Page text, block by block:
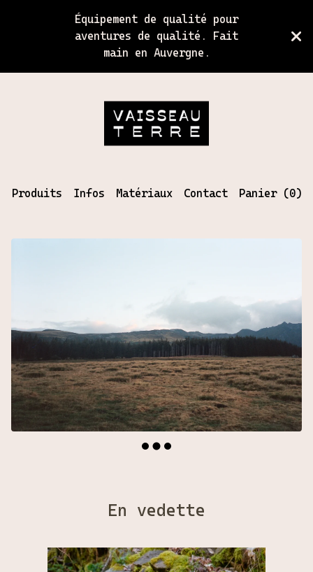
Équipement de qualité pour
aventures de qualité. Fait
main en Auvergne.
Produits Infos Matériaux Contact Panier (0)
En vedette